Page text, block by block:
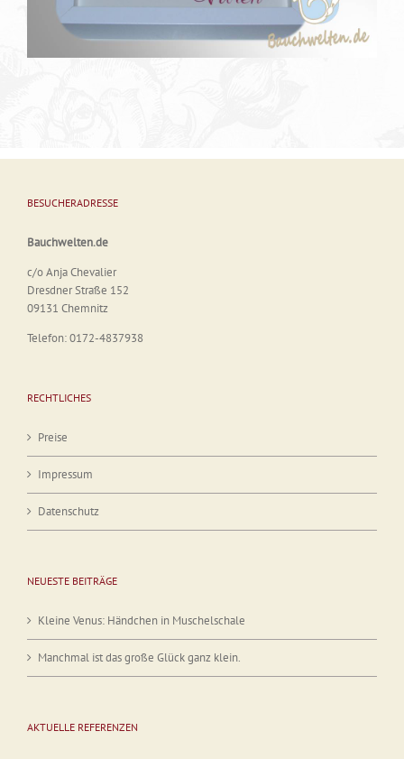
BESUCHERADRESSE
Bauchwelten.de
c/o Anja Chevalier
Dresdner Straße 152
09131 Chemnitz
Telefon: 0172-4837938
RECHTLICHES
Preise
Impressum
Datenschutz
NEUESTE BEITRÄGE
Kleine Venus: Händchen in Muschelschale
Manchmal ist das große Glück ganz klein.
AKTUELLE REFERENZEN